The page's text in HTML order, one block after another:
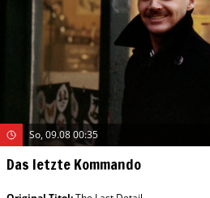
So, 09.08 00:35
Das letzte Kommando